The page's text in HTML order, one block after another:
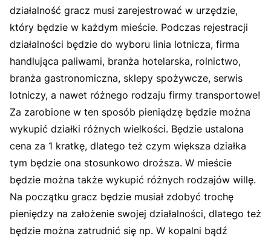
działalność gracz musi zarejestrować w urzędzie,
który będzie w każdym mieście. Podczas rejestracji
działalności będzie do wyboru linia lotnicza, firma
handlująca paliwami, branża hotelarska, rolnictwo,
branża gastronomiczna, sklepy spożywcze, serwis
lotniczy, a nawet różnego rodzaju firmy transportowe!
Za zarobione w ten sposób pieniądzę będzie można
wykupić działki różnych wielkości. Będzie ustalona
cena za 1 kratkę, dlatego też czym większa działka
tym będzie ona stosunkowo droższa. W mieście
będzie można także wykupić różnych rodzajów willę.
Na początku gracz będzie musiał zdobyć trochę
pieniędzy na założenie swojej działalności, dlatego też
będzie można zatrudnić się np. W kopalni bądź